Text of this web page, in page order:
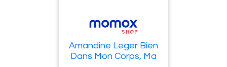
Amandine Leger Bien
Dans Mon Corps, Ma